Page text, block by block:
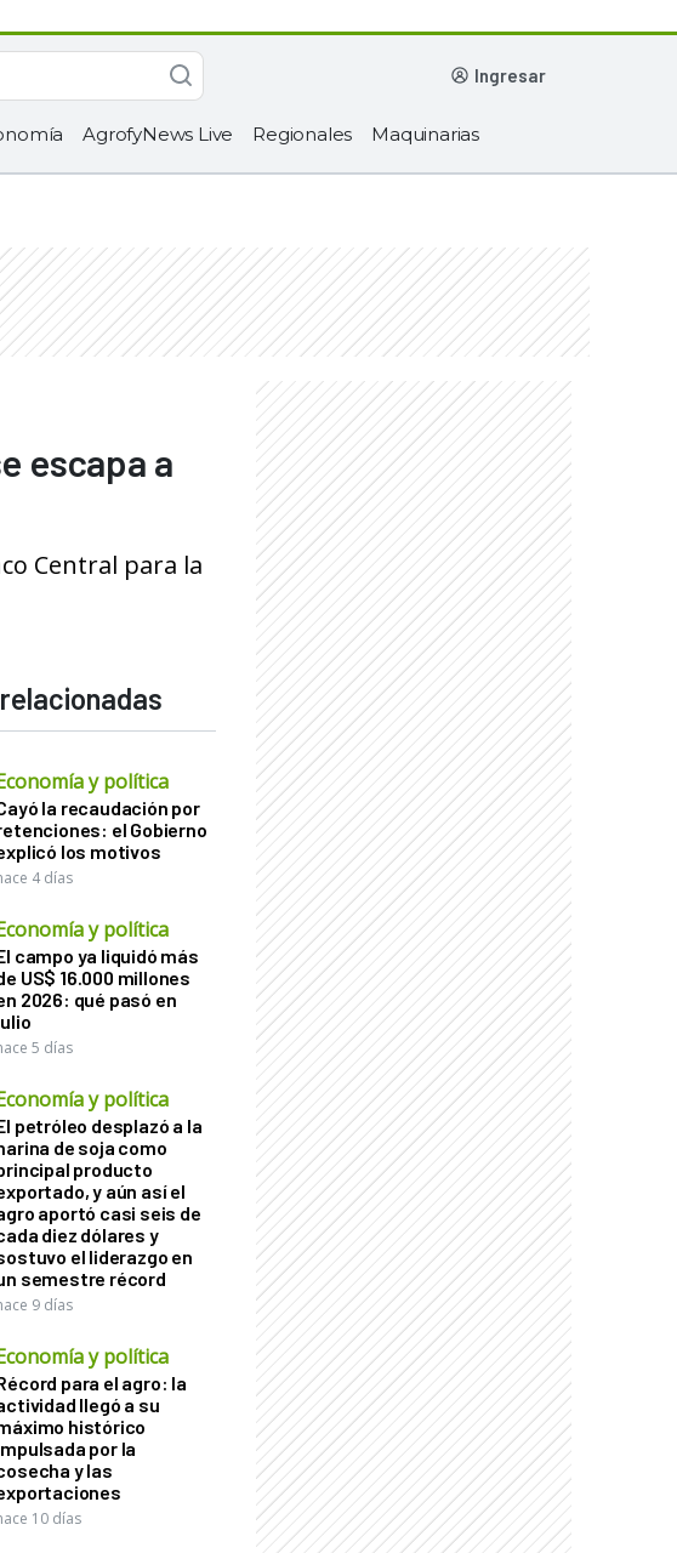
ingresar
AgrofyNews Live Regionales Maquinarias
escapa a
Central para la
y política
la recaudación por
el Gobierno
los motivos
4 días
y política
campo ya liquidó más
US$ 16.000 millones
2026: qué pasó en
5 días
y política
petróleo desplazó a la
de soja como
producto
y aún así el
aportó casi seis de
diez dólares y
el liderazgo en
semestre récord
9 días
y política
para el agro: la
llegó a su
histórico
por la
y las
10 días